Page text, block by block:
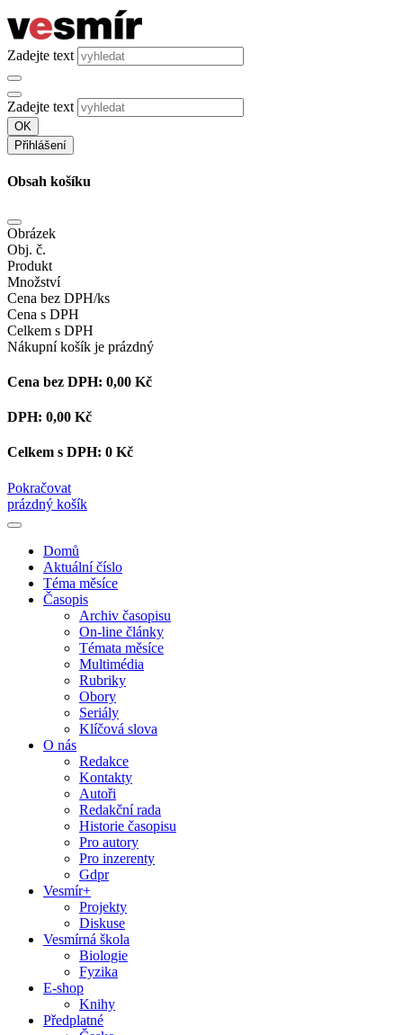
Zadejte text
Zadejte text
OK
Přihlášení
Obsah košíku
Obrázek
Obj. č.
Produkt
Množství
Cena bez DPH/ks
Cena s DPH
Celkem s DPH
Nákupní košík je prázdný
Cena bez DPH: 0,00 Kč
DPH: 0,00 Kč
Celkem s DPH: 0 Kč
Pokračovat
prázdný košík
Domů
Aktuální číslo
Téma měsíce
Časopis
Archiv časopisu
On-line články
Témata měsíce
Multimédia
Rubriky
Obory
Seriály
Klíčová slova
O nás
Redakce
Kontakty
Autoři
Redakční rada
Historie časopisu
Pro autory
Pro inzerenty
Gdpr
Vesmír+
Projekty
Diskuse
Vesmírná škola
Biologie
Fyzika
E-shop
Knihy
Předplatné